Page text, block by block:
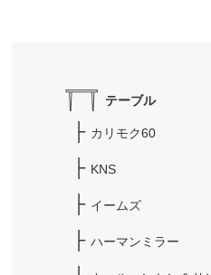
テーブル
カリモク60
KNS
イームズ
ハーマンミラー